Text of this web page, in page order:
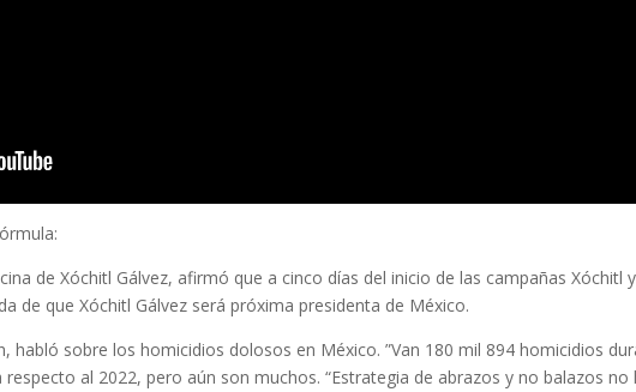
de Xóchitl Gálvez, afirmó que a cinco días del inicio de las campañas Xóchitl
de que Xóchitl Gálvez será próxima presidenta de México.
habló sobre los homicidios dolosos en México. ”Van 180 mil 894 homicidios
al 2022, pero aún son muchos. “Estrategia de abrazos y no balazos no